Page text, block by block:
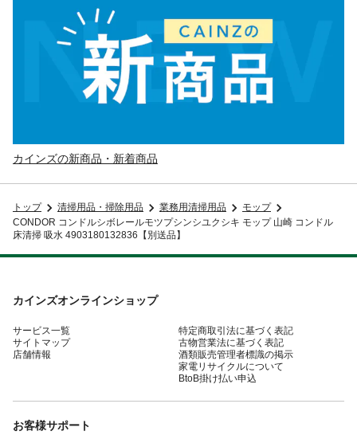
カインズの新商品・新着商品
トップ 清掃用品・掃除用品 業務用清掃用品
モップ
CONDOR コンドルシボレールモツプシンシユクシキ モップ 山崎 コンドル
床清掃 吸水 4903180132836【別送品】
カインズオンラインショップ
サービス一覧
サイトマップ
店舗情報
特定商取引法に基づく表記
古物営業法に基づく表記
酒類販売管理者標識の掲示
家電リサイクルについて
BtoB掛け払い申込
お客様サポート